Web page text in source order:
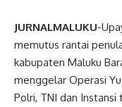
JURNALMALUKU-
memutus rantai
kabupaten Maluku
menggelar Operasi
Polri, TNI dan